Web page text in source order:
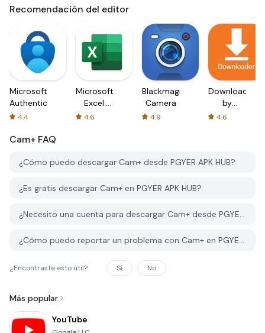
Recomendación del editor
Microsoft
Authenticator
4.4
Microsoft
Excel:
Spreadsheets
4.6
Blackmagic
Camera
4.9
Downloader
by
AFTVnews
4.6
Cam+ FAQ
¿Cómo puedo descargar Cam+ desde PGYER APK HUB?
¿Es gratis descargar Cam+ en PGYER APK HUB?
¿Necesito una cuenta para descargar Cam+ desde PGYER APK HUB?
¿Cómo puedo reportar un problema con Cam+ en PGYER APK HUB?
¿Encontraste esto útil? Sí No
Más popular
YouTube